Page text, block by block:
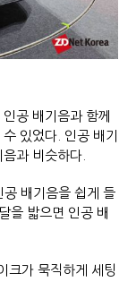
공 배기음과 함께
있었다. 인공 배기
과 비슷하다.
공 배기음을 쉽게 들
을 밟으면 인공 배
크가 묵직하게 세팅